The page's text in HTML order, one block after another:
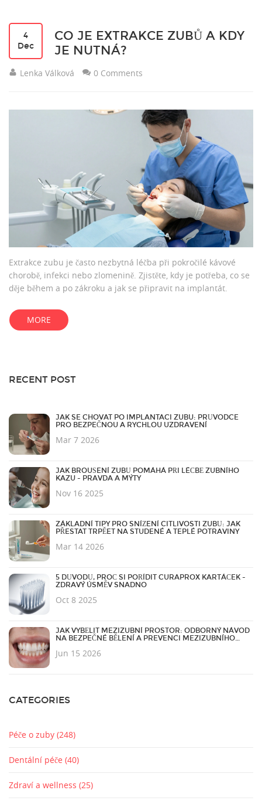
4
Dec
CO JE EXTRAKCE ZUBŮ A KDY
JE NUTNÁ?
Lenka Válková 0 Comments
Extrakce zubu je často nezbytná léčba při pokročilé kávové
chorobě, infekci nebo zlomenině. Zjistěte, kdy je potřeba, co se
děje během a po zákroku a jak se připravit na implantát.
MORE
RECENT POST
JAK SE CHOVAT PO IMPLANTACI ZUBU: PRŮVODCE
PRO BEZPEČNOU A RYCHLOU UZDRAVENÍ
Mar 7 2026
JAK BROUŠENÍ ZUBŮ POMÁHÁ PŘI LÉČBĚ ZUBNÍHO
KAZU - PRAVDA A MÝTY
Nov 16 2025
ZÁKLADNÍ TIPY PRO SNÍŽENÍ CITLIVOSTI ZUBŮ: JAK
PŘESTAT TRPĚET NA STUDENÉ A TEPLÉ POTRAVINY
Mar 14 2026
5 DŮVODŮ, PROČ SI POŘÍDIT CURAPROX KARTÁČEK -
ZDRAVÝ ÚSMĚV SNADNO
Oct 8 2025
JAK VYBĚLIT MEZIZUBNÍ PROSTOR: ODBORNÝ NÁVOD
NA BEZPEČNÉ BĚLENÍ A PREVENCI MEZIZUBNÍHO
Jun 15 2026
CATEGORIES
Péče o zuby (248)
Dentální péče (40)
Zdraví a wellness (25)